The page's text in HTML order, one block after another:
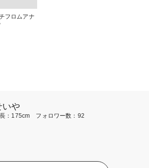
フロムアナ
いや
：175cm フォロワー数：92